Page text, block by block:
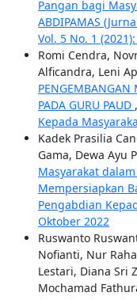
Pangan bagi
ABDIPAMAS
Vol. 5 No. 1 (2021):
Romi Cendra,
Alficandra, Leni
PADA GURU PAUD ,
Kepada
Kadek Prasilia
Gama, Dewa Ayu
Masyarakat
Mempersiapkan
Pengabdian
Oktober 2022
Ruswanto
Nofianti, Nur
Lestari, Diana Sri
Mochamad